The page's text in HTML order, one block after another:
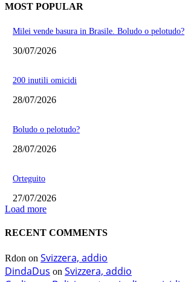
MOST POPULAR
Milei vende basura in Brasile. Boludo o pelotudo?
30/07/2026
200 inutili omicidi
28/07/2026
Boludo o pelotudo?
28/07/2026
Orteguito
27/07/2026
Load more
RECENT COMMENTS
Rdon on Svizzera, addio
DindaDus on Svizzera, addio